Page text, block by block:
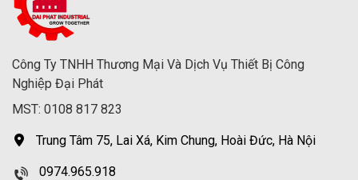
Công Ty TNHH Thương Mại Và Dịch Vụ Thiết Bị Công
Nghiệp Đại Phát
MST: 0108 817 823
Trung Tâm 75, Lai Xá, Kim Chung, Hoài Đức, Hà Nội
0974.965.918